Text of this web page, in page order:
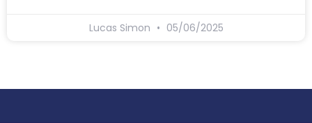
Lucas Simon 05/06/2025